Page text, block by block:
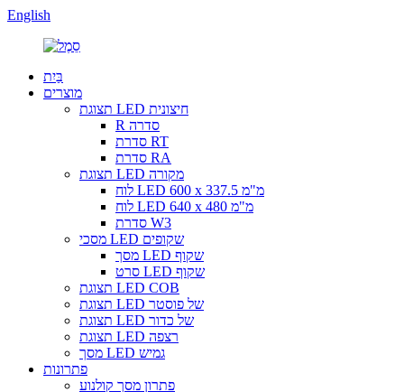
English
בַּיִת
מוצרים
תצוגת LED חיצונית
R סדרה
סדרת RT
סדרת RA
תצוגת LED מקורה
לוח LED 600 x 337.5 מ"מ
לוח LED 640 x 480 מ"מ
סדרת W3
מסכי LED שקופים
מסך LED שקוף
סרט LED שקוף
תצוגת LED COB
תצוגת LED של פוסטר
תצוגת LED של כדור
תצוגת LED רצפה
מסך LED גמיש
פתרונות
פתרון מסך קולנוע